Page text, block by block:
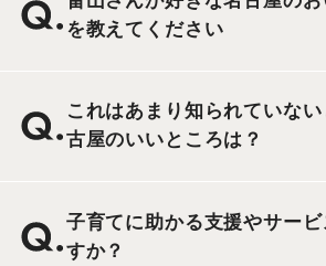
を教えてください
これはあまり知られていな
古屋のいいところは？
子育てに助かる支援やサービ
すか？